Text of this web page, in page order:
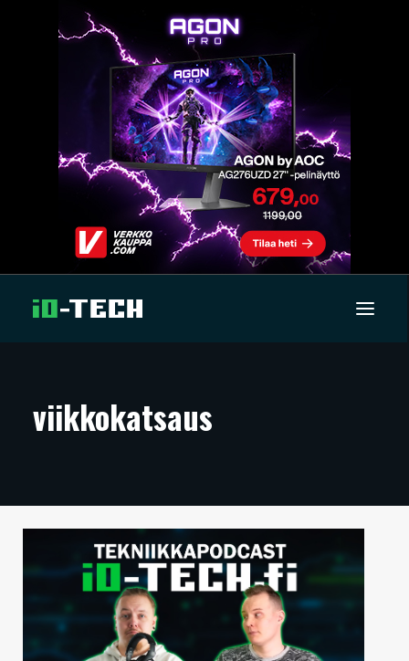
ARTIKKELIT
TECHBBS
KAUPPA
viikkokatsaus